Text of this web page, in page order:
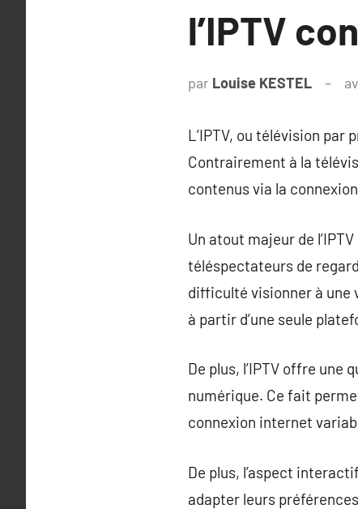
l’IPTV
par Louise KESTEL
L’IPTV, ou télévision
Contrairement à la
contenus via la
Un atout majeur de
téléspectateurs de
difficulté visionner à une
à partir d’une seule
De plus, l’IPTV offre une
numérique. Ce fait
connexion internet
De plus, l’aspect
adapter leurs